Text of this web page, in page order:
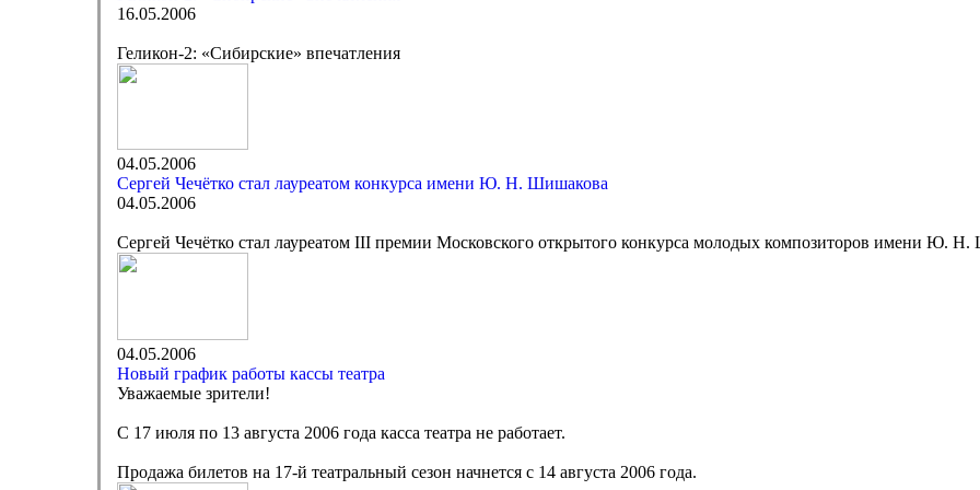
16.05.2006
Геликон-2: «Сибирские» впечатления
04.05.2006
Сергей Чечётко стал лауреатом конкурса имени Ю. Н. Шишакова
04.05.2006
Сергей Чечётко стал лауреатом III премии Московского открытого конкурса молодых композиторов имени Ю.
04.05.2006
Новый график работы кассы театра
Уважаемые зрители!
С 17 июля по 13 августа 2006 года касса театра не работает.
Продажа билетов на 17-й театральный сезон начнется с 14 августа 2006 года.